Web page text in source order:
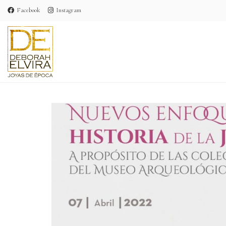
Facebook Instagram